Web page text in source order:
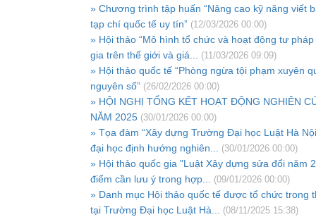
» Chương trình tập huấn “Nâng cao kỹ năng viết
tạp chí quốc tế uy tín” (12/03/2026 00:00)
» Hội thảo “Mô hình tổ chức và hoạt động tư
gia trên thế giới và giá... (11/03/2026 09:09)
» Hội thảo quốc tế “Phòng ngừa tội phạm xuyên
nguyên số” (26/02/2026 00:00)
» HỘI NGHỊ TỔNG KẾT HOẠT ĐỘNG NGHIÊN
NĂM 2025 (30/01/2026 00:00)
» Tọa đàm “Xây dựng Trường Đại học Luật Hà
đại học định hướng nghiên... (30/01/2026 00:00)
» Hội thảo quốc gia "Luật Xây dựng sửa đổi năm
điểm cần lưu ý trong hợp... (09/01/2026 00:00)
» Danh mục Hội thảo quốc tế được tổ chức trong
tại Trường Đại học Luật Hà... (08/11/2025 15:38)